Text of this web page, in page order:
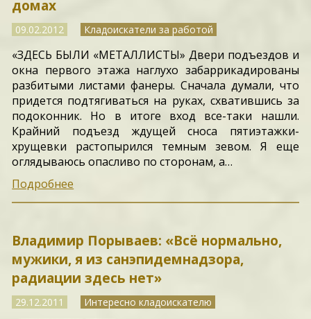
домах
09.02.2012 Кладоискатели за работой
«ЗДЕСЬ БЫЛИ «МЕТАЛЛИСТЫ» Двери подъездов и
окна первого этажа наглухо забаррикадированы
разбитыми листами фанеры. Сначала думали, что
придется подтягиваться на руках, схватившись за
подоконник. Но в итоге вход все-таки нашли.
Крайний подъезд ждущей сноса пятиэтажки-
хрущевки растопырился темным зевом. Я еще
оглядываюсь опасливо по сторонам, а…
Подробнее
Владимир Порываев: «Всё нормально,
мужики, я из санэпидемнадзора,
радиации здесь нет»
29.12.2011 Интересно кладоискателю